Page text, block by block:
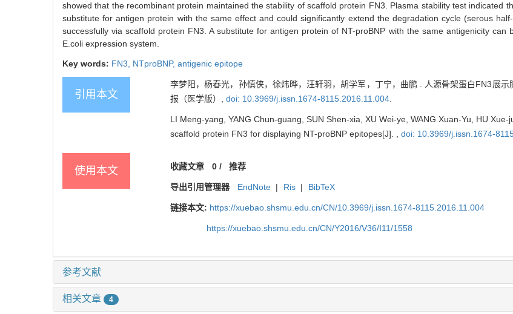
showed that the recombinant protein maintained the stability of scaffold protein FN3. Plasma stability test indicated
substitute for antigen protein with the same effect and could significantly extend the degradation cycle (serous
successfully via scaffold protein FN3. A substitute for antigen protein of NT-proBNP with the same antigenicity can
E.coli expression system.
Key words: FN3, NTproBNP, antigenic epitope
引用本文
李梦阳，杨春光，孙慎侠，徐炜晔，汪轩羽，胡学军，丁宁，曲鹏 . 人源骨架蛋白FN3展
报（医学版）, doi: 10.3969/j.issn.1674-8115.2016.11.004.
LI Meng-yang, YANG Chun-guang, SUN Shen-xia, XU Wei-ye, WANG Xuan-Yu, HU
scaffold protein FN3 for displaying NT-proBNP epitopes[J]. , doi: 10.3969/j.issn.1674-
使用本文 收藏文章 0/ 推荐
导出引用管理器 EndNote | Ris | BibTeX
链接本文: https://xuebao.shsmu.edu.cn/CN/10.3969/j.issn.1674-8115.2016.11.004
https://xuebao.shsmu.edu.cn/CN/Y2016/V36/I11/1558
参考文献
相关文章 4